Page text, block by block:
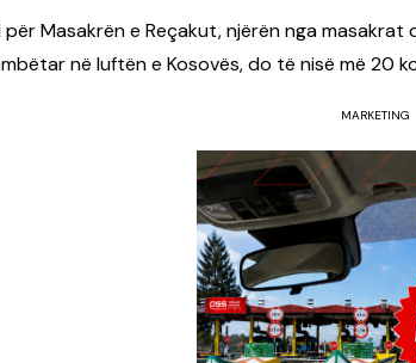
për Masakrën e Reçakut, njërën nga
në luftën e Kosovës, do të nisë më 20
MARKETING